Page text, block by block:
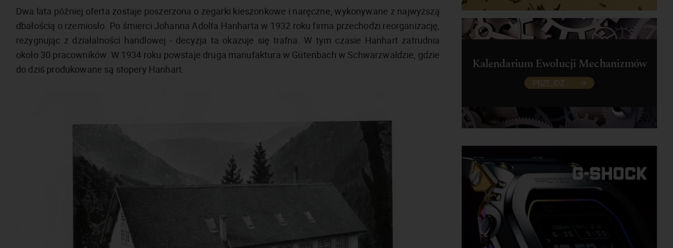
Dwa lata później oferta zostaje poszerzona o zegarki kieszonkowe i naręczne, wykonywane z najwyższą
dbałością o rzemiosło. Po śmierci Johanna Adolfa Hanharta w 1932 roku firma przechodzi reorganizację,
rezygnując z działalności handlowej - decyzja ta okazuje się trafna. W tym czasie Hanhart zatrudnia
około 30 pracowników. W 1934 roku powstaje druga manufaktura w Gütenbach w Schwarzwaldzie, gdzie
do dziś produkowane są stopery Hanhart.
Kalendarium Ewolucji Mechanizmów
PRZEJDŹ